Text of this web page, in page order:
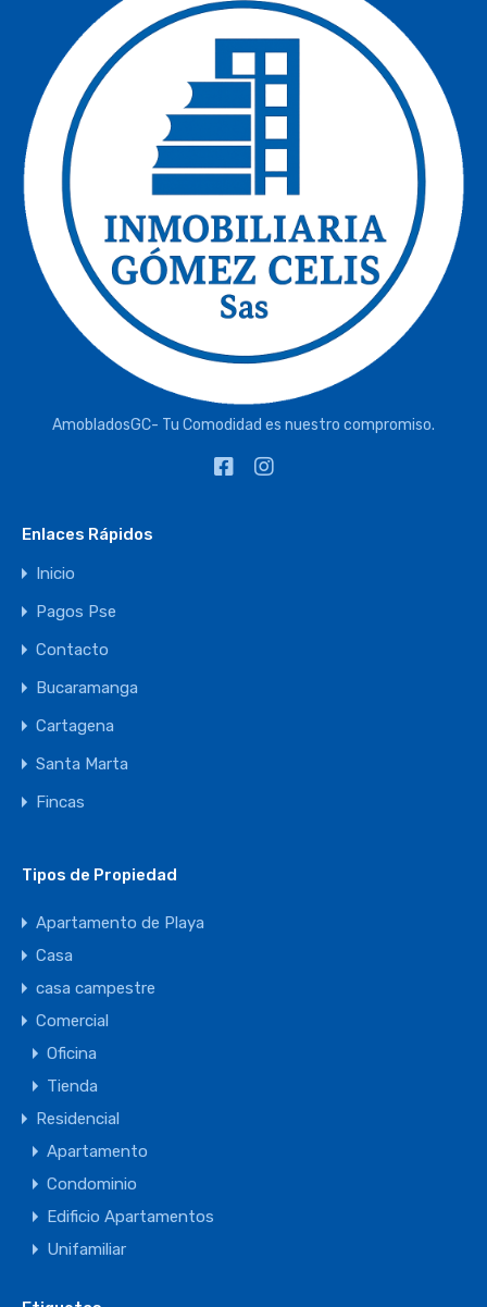
AmobladosGC- Tu Comodidad es nuestro compromiso.
Enlaces Rápidos
Inicio
Pagos Pse
Contacto
Bucaramanga
Cartagena
Santa Marta
Fincas
Tipos de Propiedad
Apartamento de Playa
Casa
casa campestre
Comercial
Oficina
Tienda
Residencial
Apartamento
Condominio
Edificio Apartamentos
Unifamiliar